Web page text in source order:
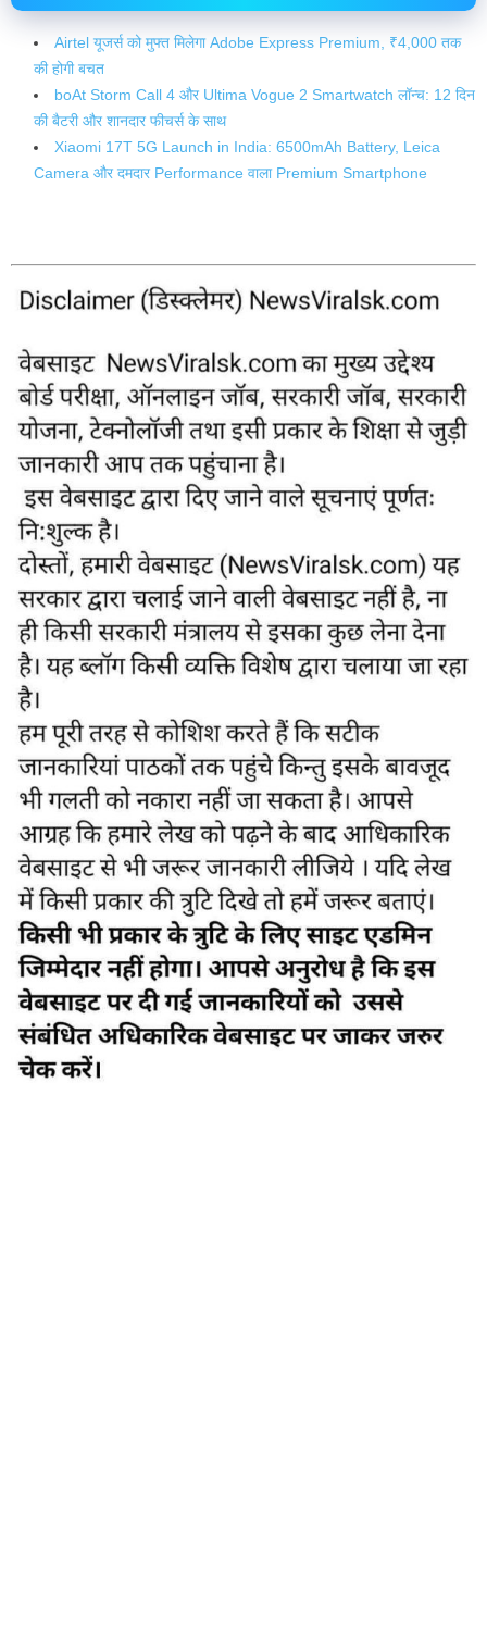
Airtel यूजर्स को मुफ्त मिलेगा Adobe Express Premium, ₹4,000 तक
की होगी बचत
boAt Storm Call 4 और Ultima Vogue 2 Smartwatch लॉन्च: 12 दिन
की बैटरी और शानदार फीचर्स के साथ
Xiaomi 17T 5G Launch in India: 6500mAh Battery, Leica
Camera और दमदार Performance वाला Premium Smartphone